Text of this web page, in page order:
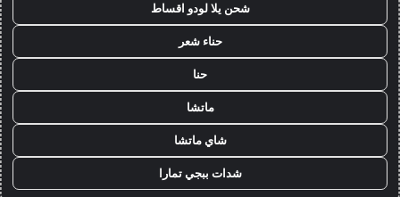
شحن يلا لودو اقساط
حناء شعر
حنا
ماتشا
شاي ماتشا
شدات ببجي تمارا